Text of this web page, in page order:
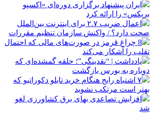
ایران پیشنهاد برگزاری دوره‌ای «اکسپو
بریکس» را ارائه کرد
اعمال ضریب ۲.۷ برای اینترنت بین‌الملل
صحت دارد؟ / واکنش سازمان تنظیم مقررات
8 چراغ قرمز در صورت‌های مالی که احتمال
تقلب را آشکار می‌کند
یادداشت | “نقدینگی”؛ حلقه گمشده‌ای که
دوباره به بورس بازگشت
۷ اشتباه رایج هنگام خرید تابلو دکوراتیو که
بهتر است مرتکب نشوید
افزایش تصاعدی بهای برق کشاورزی لغو
شد